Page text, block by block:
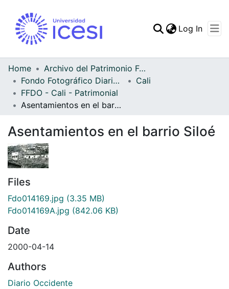
Statistics
Log In
Home
Archivo del Patrimonio Fotográfico y Fílmico del Valle del Cauca
Fondo Fotográfico Diario Occidente
Cali
FFDO - Cali - Patrimonial
Asentamientos en el barrio Siloé
Asentamientos en el barrio Siloé
Files
Fdo014169.jpg (3.35 MB)
Fdo014169A.jpg (842.06 KB)
Date
2000-04-14
Authors
Diario Occidente